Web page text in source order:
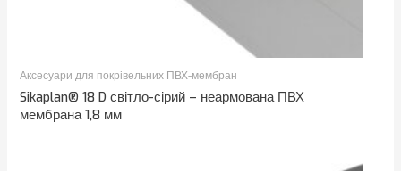
Аксесуари для покрівельних ПВХ-мембран
Sikaplan® 18 D світло-сірий – неармована ПВХ
мембрана 1,8 мм